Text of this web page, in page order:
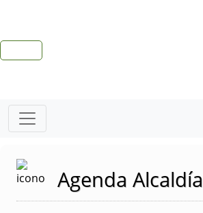
Agenda Alcaldía